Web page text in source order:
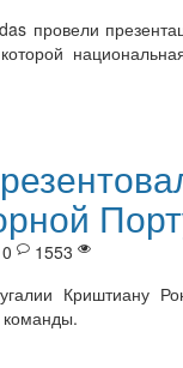
провели
1553
Криштиану